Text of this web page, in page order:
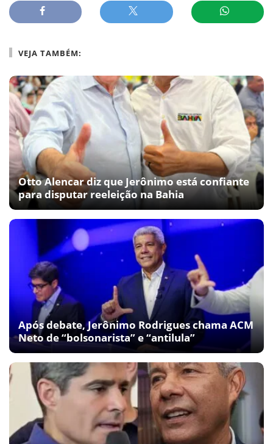
VEJA TAMBÉM:
Otto Alencar diz que Jerônimo está confiante
para disputar reeleição na Bahia
Após debate, Jerônimo Rodrigues chama ACM
Neto de “bolsonarista” e “antilula”